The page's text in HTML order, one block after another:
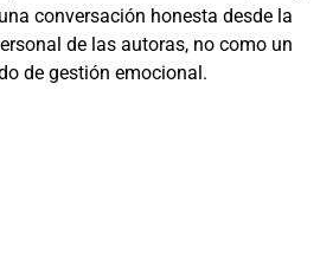
conversación honesta desde la
de las autoras, no como un
de gestión emocional.